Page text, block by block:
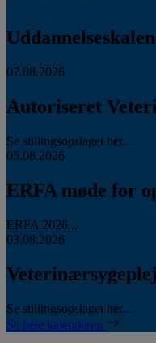
07.08.2026
Autoriseret
Se stillingsopslaget her...
05.08.2026
ERFA møde for
ERFA 2026...
03.08.2026
Se stillingsopslaget her...
Se hele kalenderen